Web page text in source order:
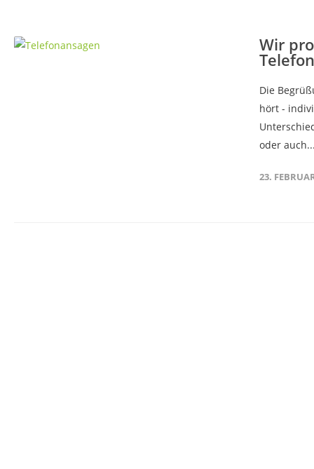
Wir
Die
hört -
oder
23.